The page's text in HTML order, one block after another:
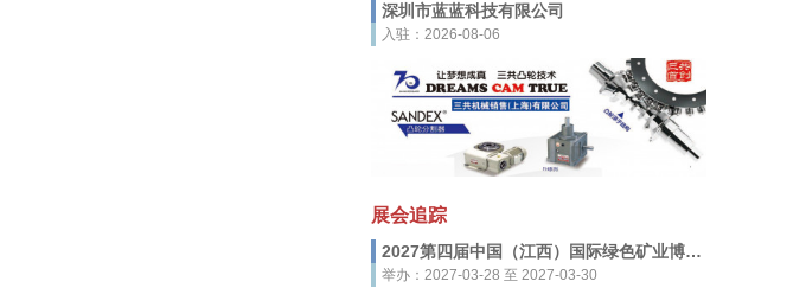
深圳市蓝蓝科技有限公司
入驻：2026-08-06
展会追踪
2027第四届中国（江西）国际绿色矿业博览会
举办：2027-03-28 至 2027-03-30